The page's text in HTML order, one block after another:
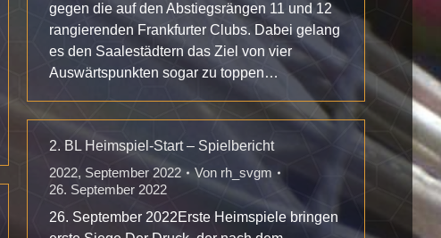
gegen die auf den Abstiegsrängen 11 und 12
rangierenden Frankfurter Clubs. Dabei gelang
es den Saalestädtern das Ziel von vier
Auswärtspunkten sogar zu toppen…
2. BL Heimspiel-Start – Spielbericht
2022, September 2022 Von rh_svgm
26. September 2022
26. September 2022Erste Heimspiele bringen